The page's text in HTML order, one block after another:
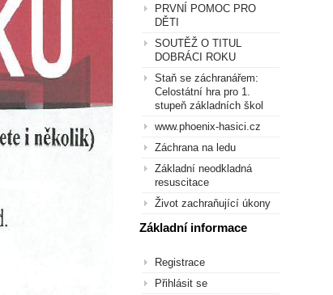
PRVNÍ POMOC PRO
DĚTI
SOUTĚŽ O TITUL
DOBRÁCI ROKU
Staň se záchranářem:
Celostátní hra pro 1.
stupeň základních škol
www.phoenix-hasici.cz
Záchrana na ledu
Základní neodkladná
resuscitace
Život zachraňující úkony
Základní informace
Registrace
Přihlásit se